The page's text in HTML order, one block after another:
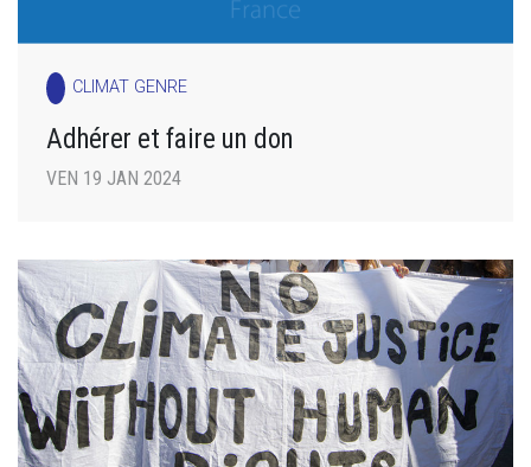
CLIMAT GENRE
Adhérer et faire un don
VEN 19 JAN 2024